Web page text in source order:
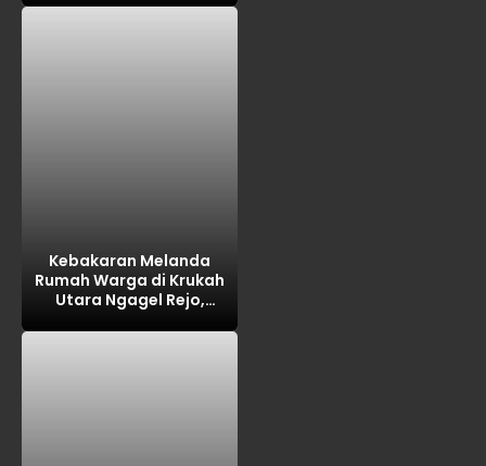
Kebakaran Melanda
Rumah Warga di Krukah
Utara Ngagel Rejo,
Juta